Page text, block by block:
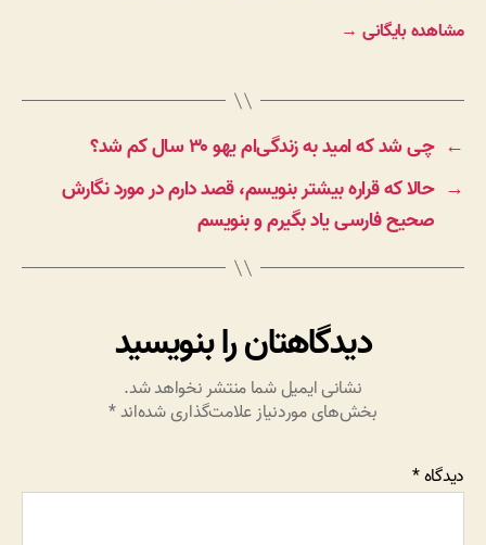
مشاهده بایگانی →
← چی شد که امید به زندگی‌ام یهو ۳۰ سال کم شد؟
→ حالا که قراره بیشتر بنویسم، قصد دارم در مورد نگارش
صحیح فارسی یاد بگیرم ‌و بنویسم
دیدگاهتان را بنویسید
نشانی ایمیل شما منتشر نخواهد شد.
بخش‌های موردنیاز علامت‌گذاری شده‌اند*
دیدگاه*